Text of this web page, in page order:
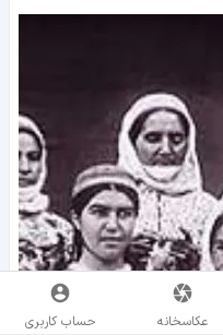
عکاسخانه حساب کاربری